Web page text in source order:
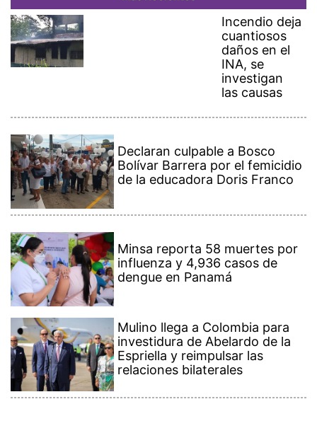
Incendio deja
cuantiosos
daños en el
INA, se
investigan
las causas
Bolívar Barrera por el femicidio
de la educadora Doris Franco
influenza y 4,936 casos de
dengue en Panamá
investidura de Abelardo de la
Espriella y reimpulsar las
relaciones bilaterales